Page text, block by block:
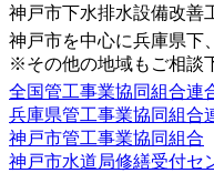
神戸市下水排水設備改善
神戸市を中心に兵庫県下
※その他の地域もご相談
全国管工事業協同組合連
兵庫県管工事業協同組合
神戸市管工事業協同組合
神戸市水道局修繕受付セ